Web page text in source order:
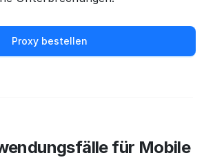
Proxy bestellen
für Mobile